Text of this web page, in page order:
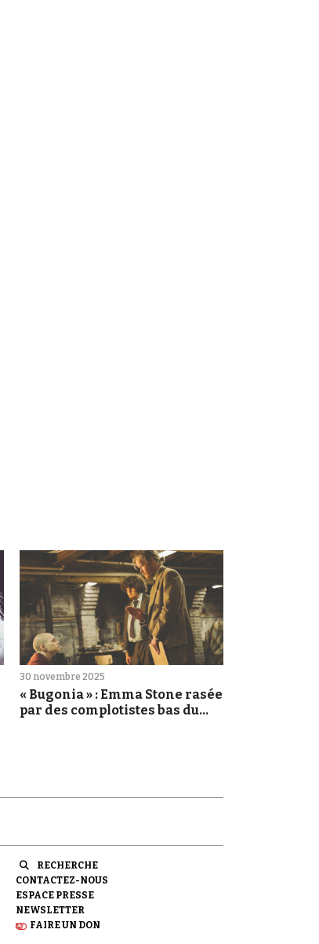
30 novembre 2025
« Bugonia » : Emma Stone rasée
par des complotistes bas du
RECHERCHE
CONTACTEZ-NOUS
ESPACE PRESSE
NEWSLETTER
FAIRE UN DON